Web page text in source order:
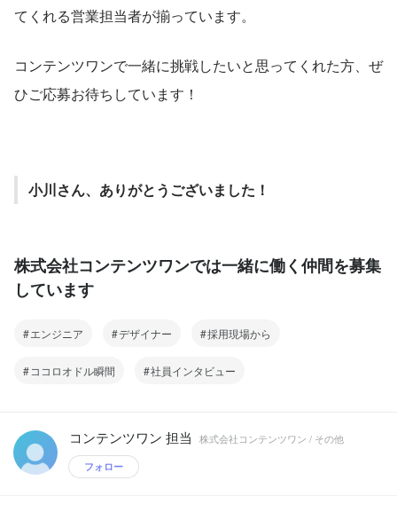
てくれる営業担当者が揃っています。
コンテンツワンで一緒に挑戦したいと思ってくれた方、ぜ
ひご応募お待ちしています！
小川さん、ありがとうございました！
株式会社コンテンツワンでは一緒に働く仲間を募集
しています
エンジニア デザイナー 採用現場から
ココロオドル瞬間 社員インタビュー
コンテンツワン 担当 株式会社コンテンツワン / その他
フォロー